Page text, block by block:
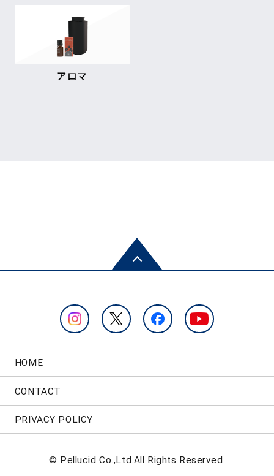
アロマ
HOME
CONTACT
PRIVACY POLICY
© Pellucid Co.,Ltd.All Rights Reserved.